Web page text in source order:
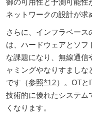
ネットワークの設計が求
さらに、インフラベー
は、ハードウェアとソフ
な課題になり、無線通
ャミングやなりすまし
です（参照*12）。OTと
技術的に優れたシステム
くなります。